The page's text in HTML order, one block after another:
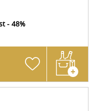
- 48%